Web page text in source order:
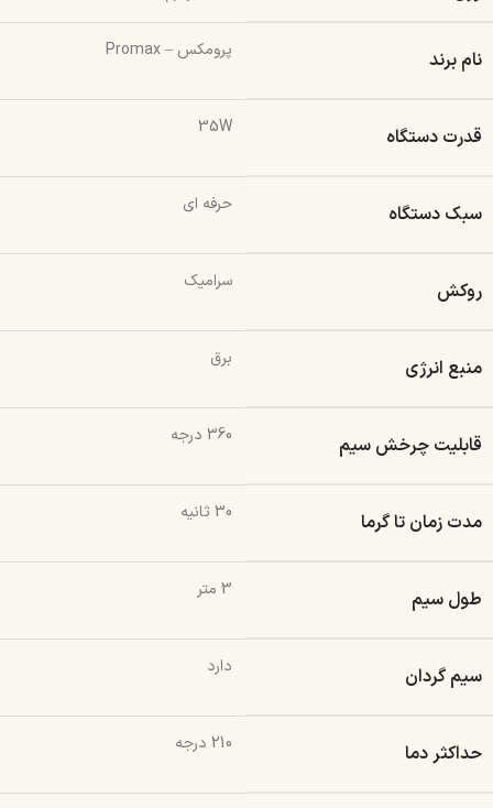
نام برند پرومکس – Promax
قدرت دستگاه 35W
سبک دستگاه حرفه ای
روکش سرامیک
منبع انرژی برق
قابلیت چرخش سیم 360 درجه
مدت زمان تا گرما 30 ثانیه
طول سیم 3 متر
سیم گردان دارد
حداکثر دما 210 درجه